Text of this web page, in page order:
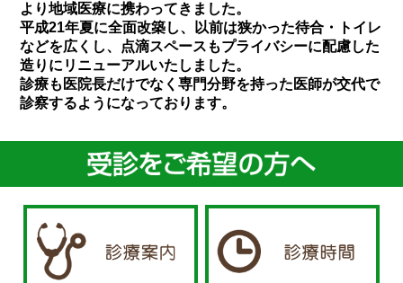
より地域医療に携わってきました。
平成21年夏に全面改築し、以前は狭かった待合・トイレ
などを広くし、点滴スペースもプライバシーに配慮した
造りにリニューアルいたしました。
診療も医院長だけでなく専門分野を持った医師が交代で
診察するようになっております。